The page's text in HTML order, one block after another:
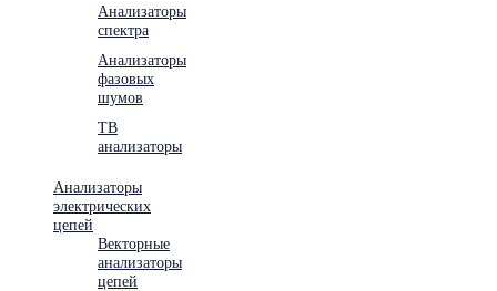
Анализаторы
спектра
Анализаторы
фазовых
шумов
ТВ
анализаторы
Анализаторы
электрических
цепей
Векторные
анализаторы
цепей